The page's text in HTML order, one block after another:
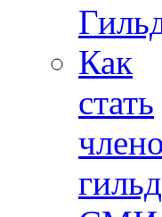
Как
стать